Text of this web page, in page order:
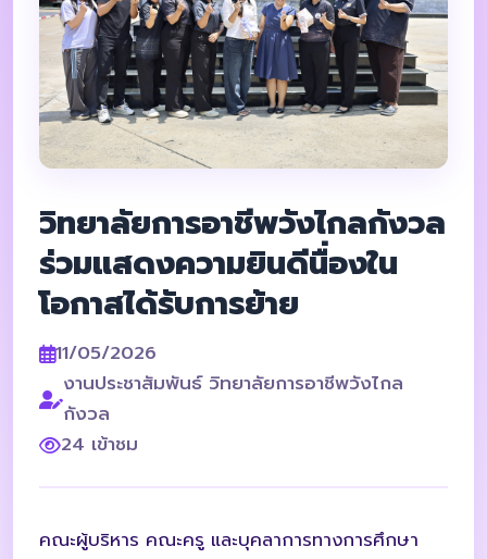
วิทยาลัยการอาชีพวังไกลกังวล
ร่วมแสดงความยินดีนื่องใน
โอกาสได้รับการย้าย
11/05/2026
งานประชาสัมพันธ์ วิทยาลัยการอาชีพวังไกล
กังวล
24 เข้าชม
คณะผู้บริหาร คณะครู และบุคลาการทางการศึกษา